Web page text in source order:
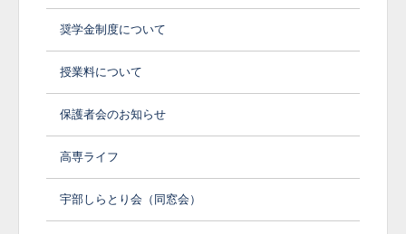
奨学金制度について
授業料について
保護者会のお知らせ
高専ライフ
宇部しらとり会（同窓会）